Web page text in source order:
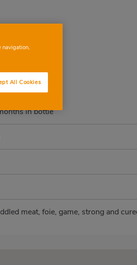
in bottle
meat, foie, game, strong and
navigation,
All Cookies